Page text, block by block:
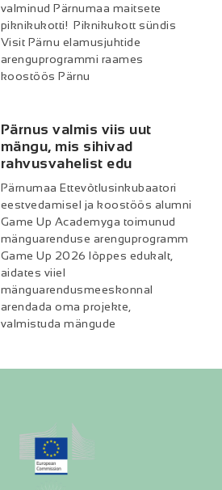
valminud Pärnumaa maitsete
piknikukotti! Piknikukott sündis
Visit Pärnu elamusjuhtide
arenguprogrammi raames
koostöös Pärnu
Pärnus valmis viis uut
mängu, mis sihivad
rahvusvahelist edu
Pärnumaa Ettevõtlusinkubaatori
eestvedamisel ja koostöös alumni
Game Up Academyga toimunud
mänguarenduse arenguprogramm
Game Up 2026 lõppes edukalt,
aidates viiel
mänguarendusmeeskonnal
arendada oma projekte,
valmistuda mängude